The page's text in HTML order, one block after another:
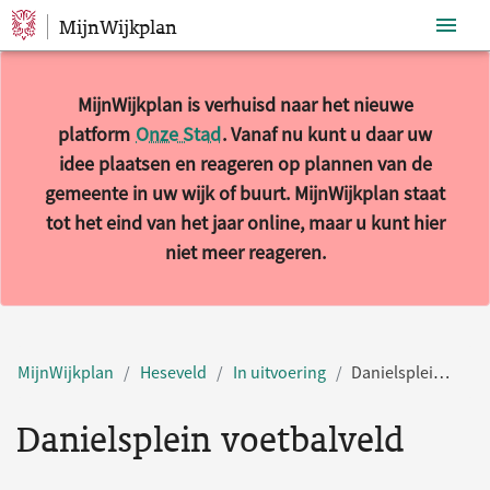
Sla navigatie over
MijnWijkplan
MijnWijkplan is verhuisd naar het nieuwe
platform Onze Stad. Vanaf nu kunt u daar uw
idee plaatsen en reageren op plannen van de
gemeente in uw wijk of buurt. MijnWijkplan staat
tot het eind van het jaar online, maar u kunt hier
niet meer reageren.
MijnWijkplan Heseveld In uitvoering Danielsplein voetbalveld
Danielsplein voetbalveld